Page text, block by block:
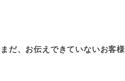
まだ、お伝えできていないお客